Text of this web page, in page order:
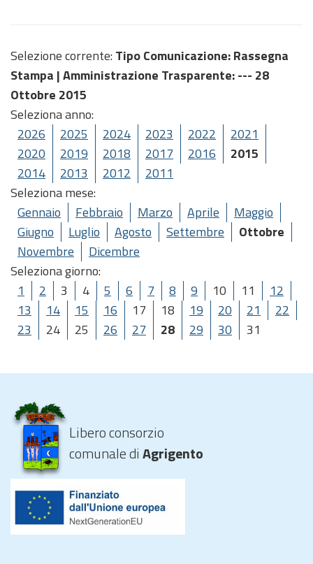
Selezione corrente: Tipo Comunicazione: Rassegna
Stampa |Amministrazione Trasparente: --- 28
Ottobre 2015
Seleziona anno:
2026
2025 2024 2023 2022
2021
2020
2019 2018 2017 2016
2015
2014
2013 2012
2011
Seleziona mese:
Gennaio
Febbraio Marzo Aprile
Maggio
Giugno
Luglio Agosto Settembre
Ottobre
Novembre
Dicembre
Seleziona giorno:
1
2 3 4 5 6 7 8 9 10 11
12
13
14 15 16 17 18 19 20 21
22
23
24 25 26 27 28 29 30 31
Libero consorzio
comunale diAgrigento